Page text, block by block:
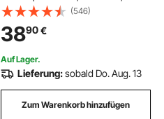
Schubladenschiene Tragkraft 113,4
kg, seitlich montierte Gleitschiene
mit Kugellager und Verriegelung
(546)
3890€
Auf Lager.
Lieferung:sobald Do. Aug. 13
Zum Warenkorb hinzufügen